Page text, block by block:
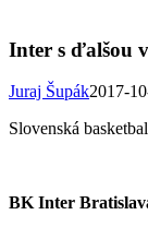
Inter s ďalšou
Juraj Šupák2017-
Slovenská
BK Inter